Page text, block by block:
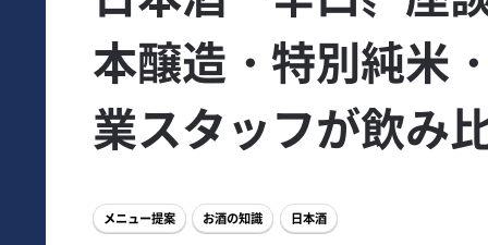
本醸造・特別純米
業スタッフが飲み
メニュー提案 お酒の知識 日本酒